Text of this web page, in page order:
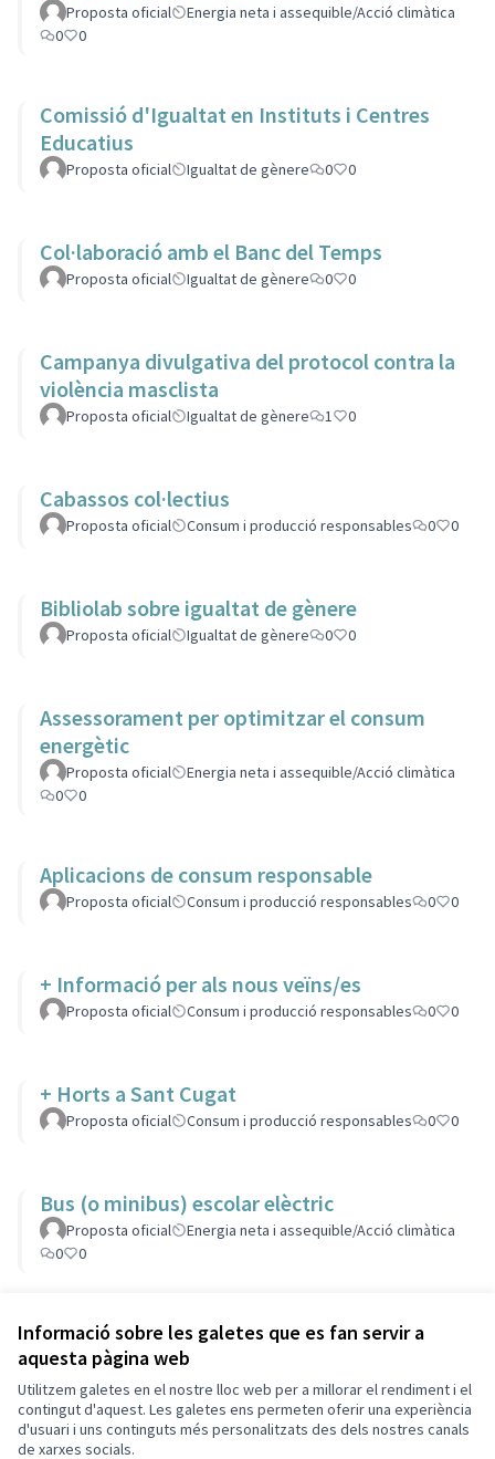
Informació sobre les galetes que es fan servir a
aquesta pàgina web
Utilitzem galetes en el nostre lloc web per a millorar el rendiment i el
contingut d'aquest. Les galetes ens permeten oferir una experiència
d'usuari i uns continguts més personalitzats des dels nostres canals
de xarxes socials.
Proposta oficial
Energia neta i assequible/Acció climàtica
0
0
Comissió d'Igualtat en Instituts i Centres
Educatius
Proposta oficial Igualtat de gènere 0 0
Col·laboració amb el Banc del Temps
Proposta oficial Igualtat de gènere 0 0
Campanya divulgativa del protocol contra la
violència masclista
Proposta oficial Igualtat de gènere 1 0
Cabassos col·lectius
Proposta oficial Consum i producció responsables 0 0
Bibliolab sobre igualtat de gènere
Proposta oficial Igualtat de gènere 0 0
Assessorament per optimitzar el consum
energètic
Proposta oficial
Energia neta i assequible/Acció climàtica
0
0
Aplicacions de consum responsable
Proposta oficial Consum i producció responsables 0 0
+ Informació per als nous veïns/es
Proposta oficial Consum i producció responsables 0 0
+ Horts a Sant Cugat
Proposta oficial Consum i producció responsables 0 0
Bus (o minibus) escolar elèctric
Proposta oficial
Energia neta i assequible/Acció climàtica
0
0
Veure totes les propostes retirades
Termes i condicions d'ús
Configuració de les galetes
Decidim Sant Cugat a X
Decidim Sant Cugat a Facebook
Decidim Sant Cugat a Instagram
Decidim Sant Cugat a GitHub